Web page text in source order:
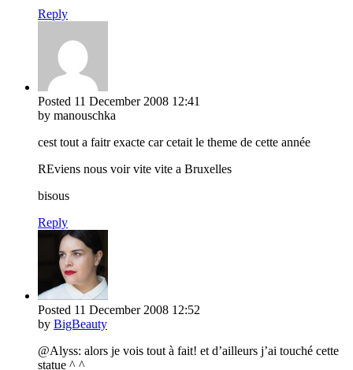
Reply
Posted 11 December 2008 12:41
by manouschka
cest tout a faitr exacte car cetait le theme de cette année
REviens nous voir vite vite a Bruxelles
bisous
Reply
Posted 11 December 2008 12:52
by BigBeauty
@Alyss: alors je vois tout à fait! et d’ailleurs j’ai touché cette
statue ^ ^